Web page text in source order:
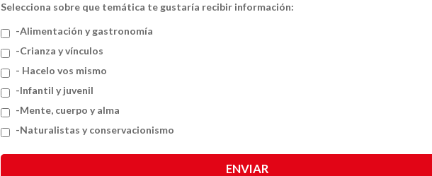
La veganista.
CALCULÁ EL COSTO DE TU ENVÍO
Selecciona sobre que temática te gustaría recibir información:
-Alimentación y gastronomía
-Crianza y vínculos
- Hacelo vos mismo
-Infantil y juvenil
-Mente, cuerpo y alma
-Naturalistas y conservacionismo
ENVIAR